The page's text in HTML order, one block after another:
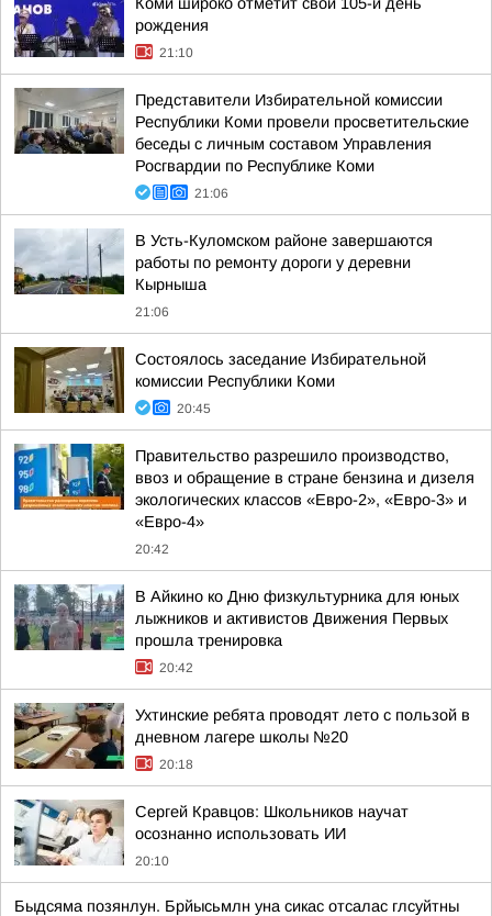
рождения
21:10
Представители Избирательной комиссии
Республики Коми провели просветительские
беседы с личным составом Управления
Росгвардии по Республике Коми
21:06
В Усть-Куломском районе завершаются
работы по ремонту дороги у деревни
Кырныша
21:06
Состоялось заседание Избирательной
комиссии Республики Коми
20:45
Правительство разрешило производство,
ввоз и обращение в стране бензина и дизеля
экологических классов «Евро-2», «Евро-3» и
«Евро-4»
20:42
В Айкино ко Дню физкультурника для юных
лыжников и активистов Движения Первых
прошла тренировка
20:42
Ухтинские ребята проводят лето с пользой в
дневном лагере школы №20
20:18
Сергей Кравцов: Школьников научат
осознанно использовать ИИ
20:10
Быдсяма позянлун. Брйысьмлн уна сикас отсалас глсуйтны